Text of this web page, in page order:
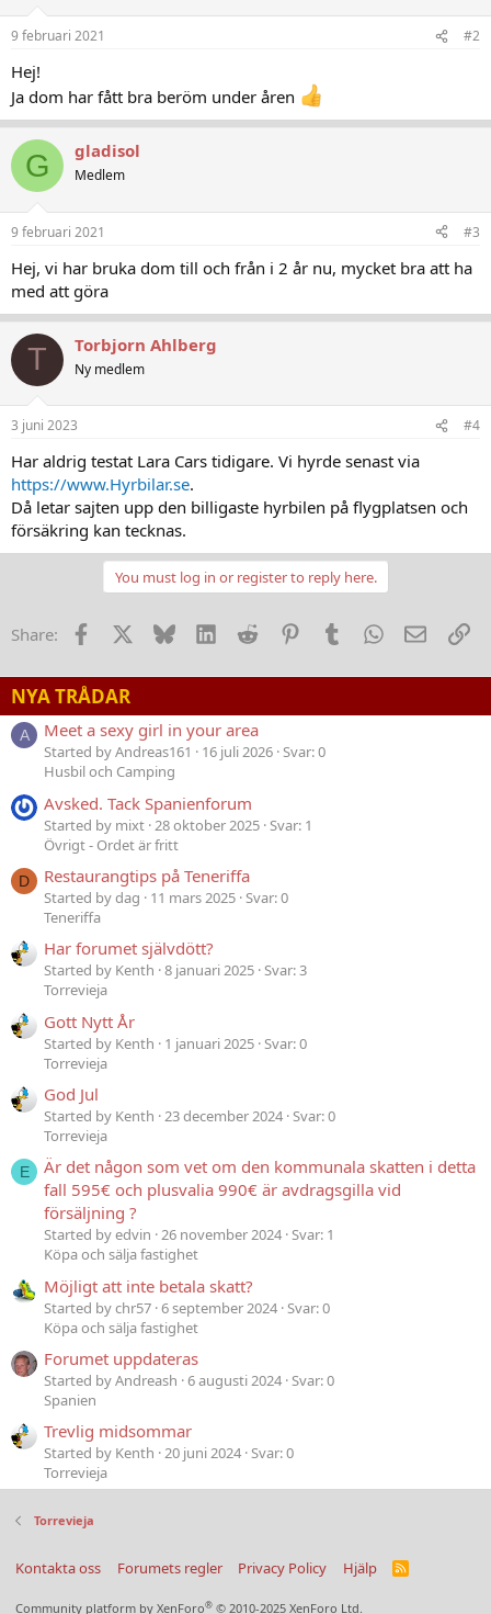
9 februari 2021 #2
Hej!
Ja dom har fått bra beröm under åren
G gladisol
Medlem
9 februari 2021 #3
Hej, vi har bruka dom till och från i 2 år nu, mycket bra att ha
med att göra
T Torbjorn Ahlberg
Ny medlem
3 juni 2023 #4
Har aldrig testat Lara Cars tidigare. Vi hyrde senast via
https://www.Hyrbilar.se.
Då letar sajten upp den billigaste hyrbilen på flygplatsen och
försäkring kan tecknas.
You must log in or register to reply here.
Share: Facebook Bluesky LinkedInReddit PinterestTumblrWhatsApp
E-post
NYA TRÅDAR
A Meet a sexy girl in your area
Started by Andreas161 16 juli 2026 Svar: 0
Husbil och Camping
Avsked. Tack Spanienforum
Started by mixt 28 oktober 2025 Svar: 1
Övrigt - Ordet är fritt
D Restaurangtips på Teneriffa
Started by dag 11 mars 2025 Svar: 0
Teneriffa
Har forumet självdött?
Started by Kenth 8 januari 2025 Svar: 3
Torrevieja
Gott Nytt År
Started by Kenth 1 januari 2025 Svar: 0
Torrevieja
God Jul
Started by Kenth 23 december 2024 Svar: 0
Torrevieja
E
Är det någon som vet om den kommunala skatten i detta
fall 595€ och plusvalia 990€ är avdragsgilla vid
försäljning ?
Started by edvin 26 november 2024 Svar: 1
Köpa och sälja fastighet
Möjligt att inte betala skatt?
Started by chr57 6 september 2024 Svar: 0
Köpa och sälja fastighet
Forumet uppdateras
Started by Andreash 6 augusti 2024 Svar: 0
Spanien
Trevlig midsommar
Started by Kenth 20 juni 2024 Svar: 0
Torrevieja
Torrevieja
Kontakta oss Forumets regler Privacy Policy Hjälp
R
Community platform by XenForo® © 2010-2025 XenForo Ltd.